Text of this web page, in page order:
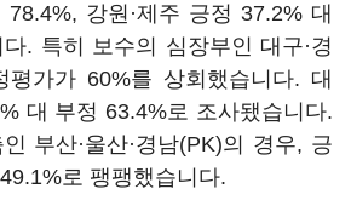
강원·제주 긍정 37.2% 대
. 특히 보수의 심장부인 대구·경
평가가 60%를 상회했습니다. 대
대 부정 63.4%로 조사됐습니다.
부산·울산·경남(PK)의 경우, 긍
로 팽팽했습니다.